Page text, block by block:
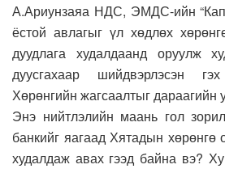
А.Ариунзаяа НДС, ЭМДС-ийн
ёстой авлагыг үл хөдлөх
дуудлага худалдаанд оруулж
дуусгахаар шийдвэрлэсэн
Хөрөнгийн жагсаалтыг дараагийн
Энэ нийтлэлийн маань гол
банкийг яагаад Хятадын хөрөнгө
худалдаж авах гээд байна вэ?